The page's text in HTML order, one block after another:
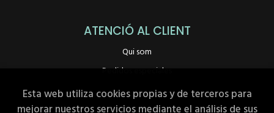
ATENCIÓ AL CLIENT
Qui som
Pedidos especiales
Esta web utiliza cookies propias y de terceros para
mejorar nuestros servicios mediante el análisis de sus